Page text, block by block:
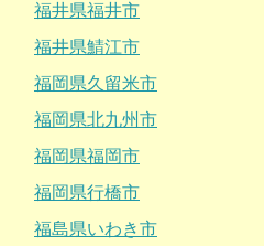
福井県福井市
福井県鯖江市
福岡県久留米市
福岡県北九州市
福岡県福岡市
福岡県行橋市
福島県いわき市